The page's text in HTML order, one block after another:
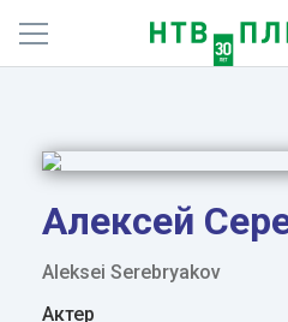
Фильмы и сериалы
Спорт
Подписки
Алексей
Aleksei Serebryakov
Актер